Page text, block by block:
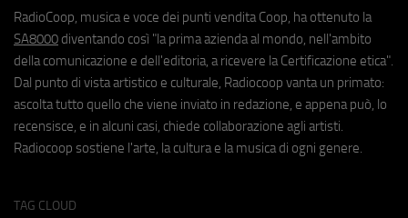
RadioCoop, musica e voce dei punti vendita Coop, ha ottenuto la
SA8000 diventando così "la prima azienda al mondo, nell'ambito
della comunicazione e dell'editoria, a ricevere la Certificazione etica".
Dal punto di vista artistico e culturale, Radiocoop vanta un primato:
ascolta tutto quello che viene inviato in redazione, e appena può, lo
recensisce, e in alcuni casi, chiede collaborazione agli artisti.
Radiocoop sostiene l'arte, la cultura e la musica di ogni genere.
TAG CLOUD